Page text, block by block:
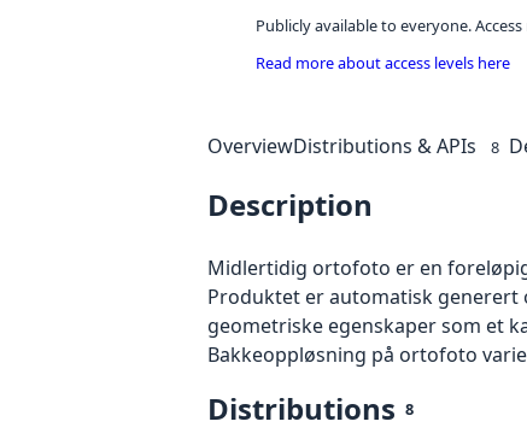
Publicly available to everyone.
Read more about access levels here
OverviewDistributions & APIs 8
Description
Midlertidig ortofoto er en
Produktet er automatisk
geometriske egenskaper som et
Bakkeoppløsning på ortofoto
Distributions 8